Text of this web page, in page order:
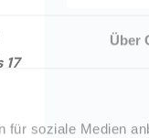
Über
für soziale Medien